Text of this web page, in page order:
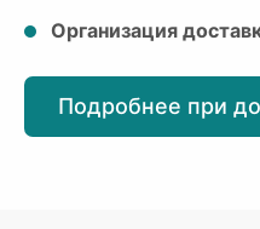
Организация
Подробнее при